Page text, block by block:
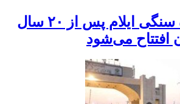
بزرگترین سازه سنگی ایلام پس از ۲۰ سال
افتتاح می‌شود